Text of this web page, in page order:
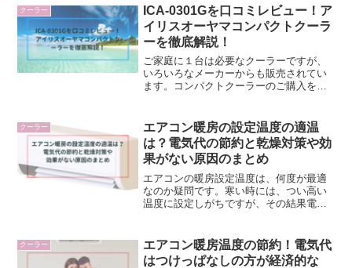
り迷いませんか？最近では、クーラーの
中でも山善コンパクトクー...
クーラー
ICA-0301Gを口コミレビュー！ア
イリスオーヤマコンパクトクーラ
ーを徹底解説！
ご家庭に１台は必要なクーラーですが、
いろいろなメーカーからも販売されてい
ます。コンパクトクーラーのご購入を検
は、クーラーの中でもアイリスオーヤマ
コンパクトクーラーICA...
クーラー
エアコン暖房の設定温度の適温
は？電気代の節約と乾燥対策や効
果がない原因のまとめ
エアコンの暖房設定温度は、何度が最適
なのか疑問です。寒い時には、つい高い
温度に設定しがちですが、その結果電気
になります。また、暖房による乾燥への
対策や、暖房が効かない原...
クーラー
エアコン暖房温度の節約！電気代
はつけっぱなしの方が経済的な